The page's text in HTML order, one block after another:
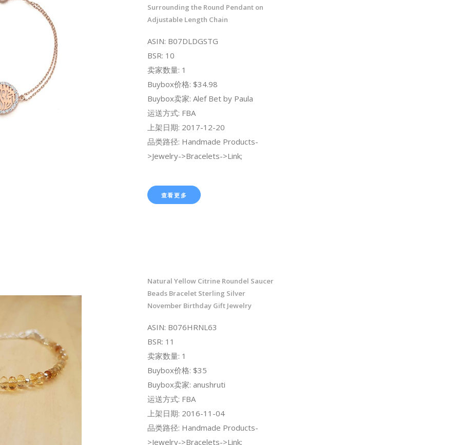
Surrounding the Round Pendant on
Adjustable Length Chain
ASIN: B07DLDGSTG
BSR: 10
卖家数量: 1
Buybox价格: $34.98
Buybox卖家: Alef Bet by Paula
运送方式: FBA
上架日期: 2017-12-20
品类路径: Handmade Products-
>Jewelry->Bracelets->Link;
查看更多
Natural Yellow Citrine Roundel Saucer
Beads Bracelet Sterling Silver
November Birthday Gift Jewelry
ASIN: B076HRNL63
BSR: 11
卖家数量: 1
Buybox价格: $35
Buybox卖家: anushruti
运送方式: FBA
上架日期: 2016-11-04
品类路径: Handmade Products-
>Jewelry->Bracelets->Link;